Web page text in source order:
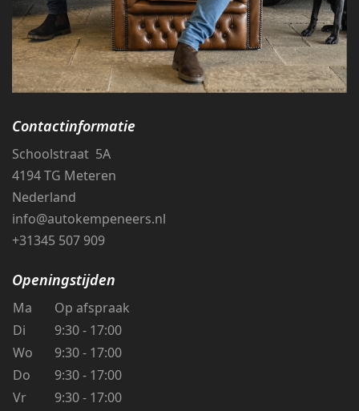
Contactinformatie
Schoolstraat 5A
4194 TG Meteren
Nederland
info@autokempeneers.nl
+31345 507 909
Openingstijden
Ma
Op afspraak
Di
9:30 - 17:00
Wo
9:30 - 17:00
Do
9:30 - 17:00
Vr
9:30 - 17:00